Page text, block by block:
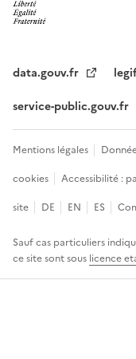
data.gouv.fr
service-public.gouv.fr
Mentions légales
cookies
Accessibilité :
site
DE EN ES
Sauf cas particuliers
ce site sont sous licence